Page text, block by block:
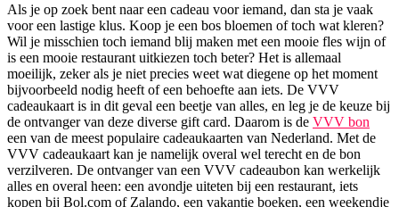
Als je op zoek bent naar een cadeau voor iemand, dan sta je vaak
voor een lastige klus. Koop je een bos bloemen of toch wat kleren?
Wil je misschien toch iemand blij maken met een mooie fles wijn of
is een mooie restaurant uitkiezen toch beter? Het is allemaal
moeilijk, zeker als je niet precies weet wat diegene op het moment
bijvoorbeeld nodig heeft of een behoefte aan iets. De VVV
cadeaukaart is in dit geval een beetje van alles, en leg je de keuze bij
de ontvanger van deze diverse gift card. Daarom is de VVV bon
een van de meest populaire cadeaukaarten van Nederland. Met de
VVV cadeaukaart kan je namelijk overal wel terecht en de bon
verzilveren. De ontvanger van een VVV cadeaubon kan werkelijk
alles en overal heen: een avondje uiteten bij een restaurant, iets
kopen bij Bol.com of Zalando, een vakantie boeken, een weekendje